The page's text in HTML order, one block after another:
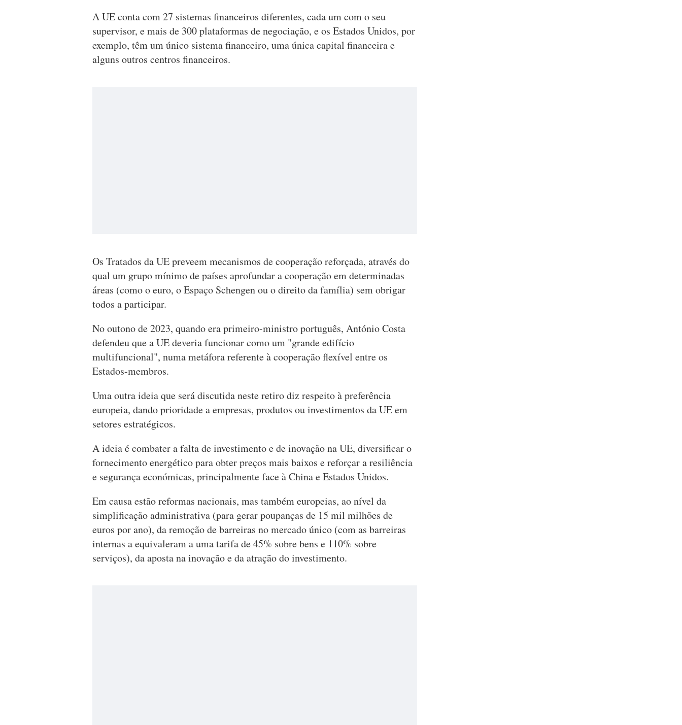
A UE conta com 27 sistemas financeiros diferentes, cada um com o seu
supervisor, e mais de 300 plataformas de negociação, e os Estados Unidos, por
exemplo, têm um único sistema financeiro, uma única capital financeira e
alguns outros centros financeiros.
Os Tratados da UE preveem mecanismos de cooperação reforçada, através do
qual um grupo mínimo de países aprofundar a cooperação em determinadas
áreas (como o euro, o Espaço Schengen ou o direito da família) sem obrigar
todos a participar.
No outono de 2023, quando era primeiro-ministro português, António Costa
defendeu que a UE deveria funcionar como um "grande edifício
multifuncional", numa metáfora referente à cooperação flexível entre os
Estados-membros.
Uma outra ideia que será discutida neste retiro diz respeito à preferência
europeia, dando prioridade a empresas, produtos ou investimentos da UE em
setores estratégicos.
A ideia é combater a falta de investimento e de inovação na UE, diversificar o
fornecimento energético para obter preços mais baixos e reforçar a resiliência
e segurança económicas, principalmente face à China e Estados Unidos.
Em causa estão reformas nacionais, mas também europeias, ao nível da
simplificação administrativa (para gerar poupanças de 15 mil milhões de
euros por ano), da remoção de barreiras no mercado único (com as barreiras
internas a equivaleram a uma tarifa de 45% sobre bens e 110% sobre
serviços), da aposta na inovação e da atração do investimento.